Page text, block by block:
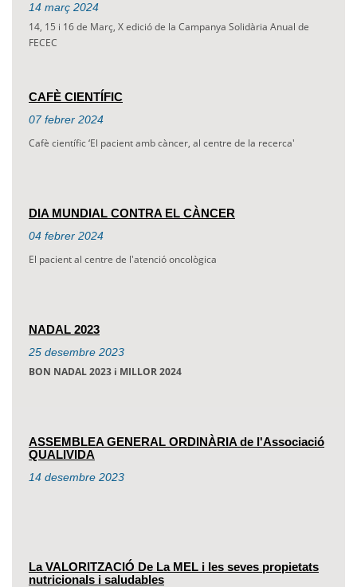
14 març 2024
14, 15 i 16 de Març, X edició de la Campanya Solidària Anual de
FECEC
CAFÈ CIENTÍFIC
07 febrer 2024
Cafè científic ‘El pacient amb càncer, al centre de la recerca'
DIA MUNDIAL CONTRA EL CÀNCER
04 febrer 2024
El pacient al centre de l'atenció oncològica
NADAL 2023
25 desembre 2023
BON NADAL 2023 i MILLOR 2024
ASSEMBLEA GENERAL ORDINÀRIA de l'Associació
QUALIVIDA
14 desembre 2023
La VALORITZACIÓ De La MEL i les seves propietats
nutricionals i saludables